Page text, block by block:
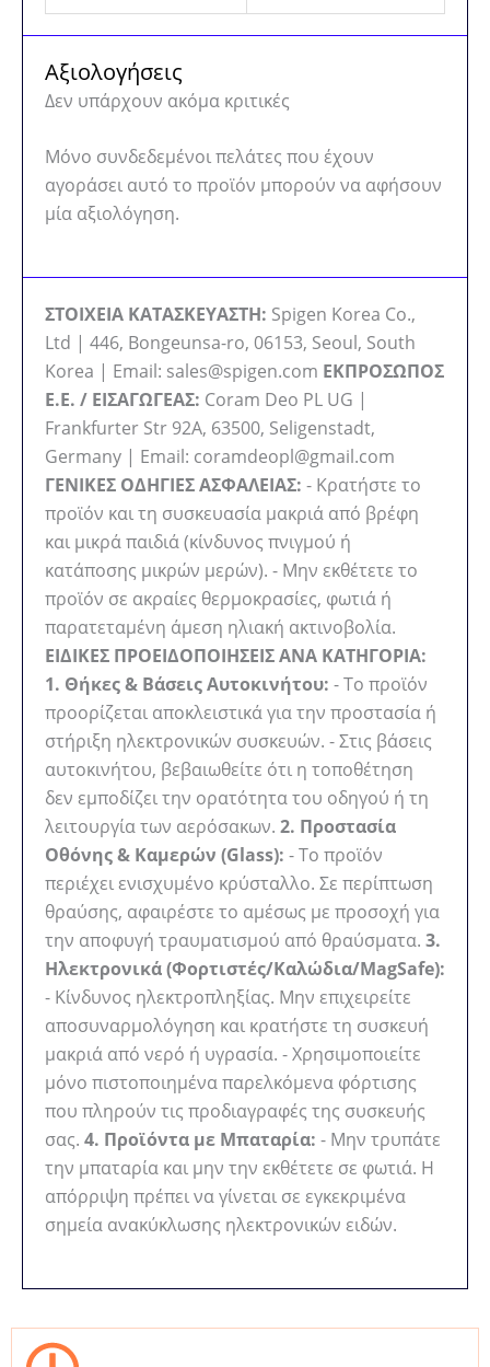
Αξιολογήσεις
Δεν υπάρχουν ακόμα κριτικές
Μόνο συνδεδεμένοι πελάτες που έχουν
αγοράσει αυτό το προϊόν μπορούν να αφήσουν
μία αξιολόγηση.
ΣΤΟΙΧΕΙΑ ΚΑΤΑΣΚΕΥΑΣΤΗ: Spigen Korea Co.,
Ltd | 446, Bongeunsa-ro, 06153, Seoul, South
Korea | Email: sales@spigen.com ΕΚΠΡΟΣΩΠΟΣ
Ε.Ε. / ΕΙΣΑΓΩΓΕΑΣ: Coram Deo PL UG |
Frankfurter Str 92A, 63500, Seligenstadt,
Germany | Email: coramdeopl@gmail.com
ΓΕΝΙΚΕΣ ΟΔΗΓΙΕΣ ΑΣΦΑΛΕΙΑΣ: - Κρατήστε το
προϊόν και τη συσκευασία μακριά από βρέφη
και μικρά παιδιά (κίνδυνος πνιγμού ή
κατάποσης μικρών μερών). - Μην εκθέτετε το
προϊόν σε ακραίες θερμοκρασίες, φωτιά ή
παρατεταμένη άμεση ηλιακή ακτινοβολία.
ΕΙΔΙΚΕΣ ΠΡΟΕΙΔΟΠΟΙΗΣΕΙΣ ΑΝΑ ΚΑΤΗΓΟΡΙΑ:
1. Θήκες & Βάσεις Αυτοκινήτου: - Το προϊόν
προορίζεται αποκλειστικά για την προστασία ή
στήριξη ηλεκτρονικών συσκευών. - Στις βάσεις
αυτοκινήτου, βεβαιωθείτε ότι η τοποθέτηση
δεν εμποδίζει την ορατότητα του οδηγού ή τη
λειτουργία των αερόσακων. 2. Προστασία
Οθόνης & Καμερών (Glass): - Το προϊόν
περιέχει ενισχυμένο κρύσταλλο. Σε περίπτωση
θραύσης, αφαιρέστε το αμέσως με προσοχή για
την αποφυγή τραυματισμού από θραύσματα. 3.
Ηλεκτρονικά (Φορτιστές/Καλώδια/MagSafe):
- Κίνδυνος ηλεκτροπληξίας. Μην επιχειρείτε
αποσυναρμολόγηση και κρατήστε τη συσκευή
μακριά από νερό ή υγρασία. - Χρησιμοποιείτε
μόνο πιστοποιημένα παρελκόμενα φόρτισης
που πληρούν τις προδιαγραφές της συσκευής
σας. 4. Προϊόντα με Μπαταρία: - Μην τρυπάτε
την μπαταρία και μην την εκθέτετε σε φωτιά. Η
απόρριψη πρέπει να γίνεται σε εγκεκριμένα
σημεία ανακύκλωσης ηλεκτρονικών ειδών.